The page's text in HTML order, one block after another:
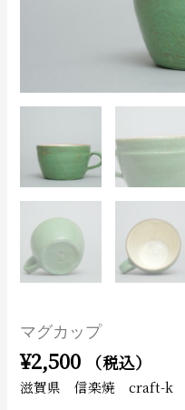
マグカップ
¥2,500 （税込）
滋賀県 信楽焼 craft-k